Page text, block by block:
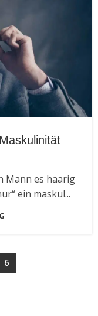
Mann es haarig
ein maskul...
6